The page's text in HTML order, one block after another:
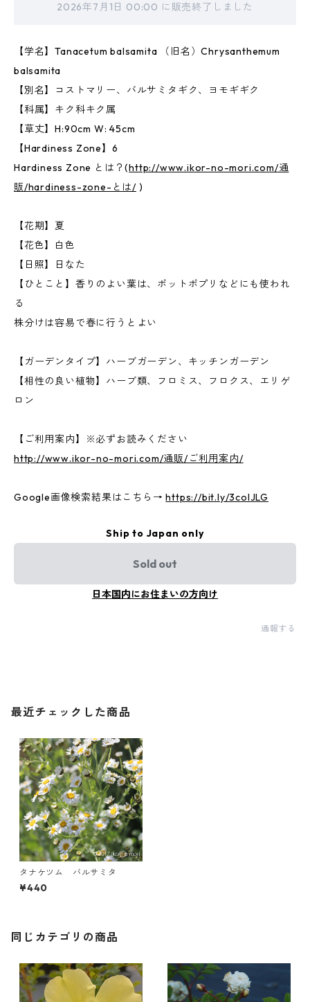
2026年7月1日 00:00 に販売終了しました
【学名】Tanacetum balsamita （旧名）Chrysanthemum
balsamita
【別名】コストマリー、バルサミタギク、ヨモギギク
【科属】キク科キク属
【草丈】H:90cm W: 45cm
【Hardiness Zone】6
Hardiness Zone とは？(http://www.ikor-no-mori.com/通
販/hardiness-zone-とは/ )
【花期】夏
【花色】白色
【日照】日なた
【ひとこと】香りのよい葉は、ポットポプリなどにも使われ
る
株分けは容易で春に行うとよい
【ガーデンタイプ】ハーブガーデン、キッチンガーデン
【相性の良い植物】ハーブ類、フロミス、フロクス、エリゲ
ロン
【ご利用案内】※必ずお読みください
http://www.ikor-no-mori.com/通販/ご利用案内/
Google画像検索結果はこちら→https://bit.ly/3colJLG
Ship to Japan only
Sold out
日本国内にお住まいの方向け
通報する
最近チェックした商品
タナケツム バルサミタ
¥440
同じカテゴリの商品